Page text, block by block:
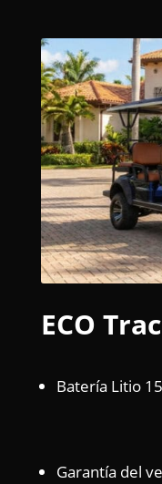
ECO
Batería Litio
Garantía del